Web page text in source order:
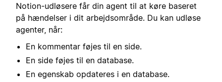
Notion-udløsere får din agent til at køre baseret
på hændelser i dit arbejdsområde. Du kan udløse
agenter, når:
En kommentar føjes til en side.
En side føjes til en database.
En egenskab opdateres i en database.